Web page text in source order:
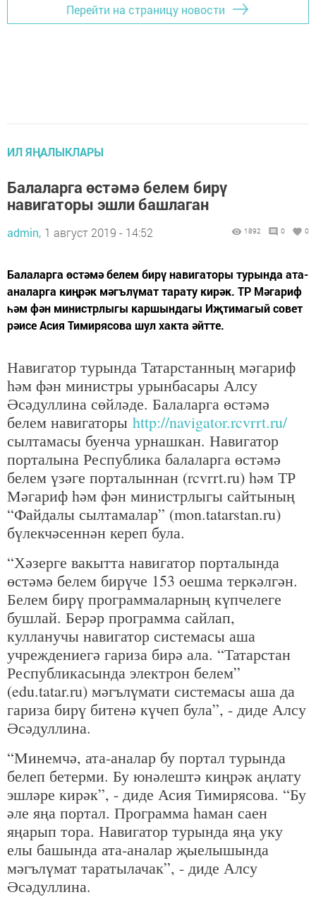
Перейти на страницу новости
ИЛ ЯҢАЛЫКЛАРЫ
Балаларга өстәмә белем бирү
навигаторы эшли башлаган
admin, 1 август 2019 - 14:52 1892 0 0
Балаларга өстәмә белем бирү навигаторы турында ата-
аналарга киңрәк мәгълүмат тарату кирәк. ТР Мәгариф
һәм фән министрлыгы каршындагы Иҗтимагый совет
рәисе Асия Тимирясова шул хакта әйтте.
Навигатор турында Татарстанның мәгариф
һәм фән министры урынбасары Алсу
Әсәдуллина сөйләде. Балаларга өстәмә
белем навигаторы http://navigator.rcvrrt.ru/
сылтамасы буенча урнашкан. Навигатор
порталына Республика балаларга өстәмә
белем үзәге порталыннан (rcvrrt.ru) һәм ТР
Мәгариф һәм фән министрлыгы сайтының
“Файдалы сылтамалар” (mon.tatarstan.ru)
бүлекчәсеннән кереп була.
“Хәзерге вакытта навигатор порталында
өстәмә белем бирүче 153 оешма теркәлгән.
Белем бирү программаларның күпчелеге
бушлай. Берәр программа сайлап,
кулланучы навигатор системасы аша
учреждениегә гариза бирә ала. “Татарстан
Республикасында электрон белем”
(edu.tatar.ru) мәгълүмати системасы аша да
гариза бирү битенә күчеп була”, - диде Алсу
Әсәдуллина.
“Минемчә, ата-аналар бу портал турында
белеп бетерми. Бу юнәлештә киңрәк аңлату
эшләре кирәк”, - диде Асия Тимирясова. “Бу
әле яңа портал. Программа һаман саен
яңарып тора. Навигатор турында яңа уку
елы башында ата-аналар җыелышында
мәгълүмат таратылачак”, - диде Алсу
Әсәдуллина.